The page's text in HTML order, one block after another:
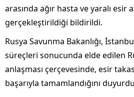
arasında ağır hasta ve yaralı esir
gerçekleştirildiği bildirildi.
Rusya Savunma Bakanlığı,
süreçleri sonucunda elde edilen
anlaşması çerçevesinde, esir
başarıyla tamamlandığını